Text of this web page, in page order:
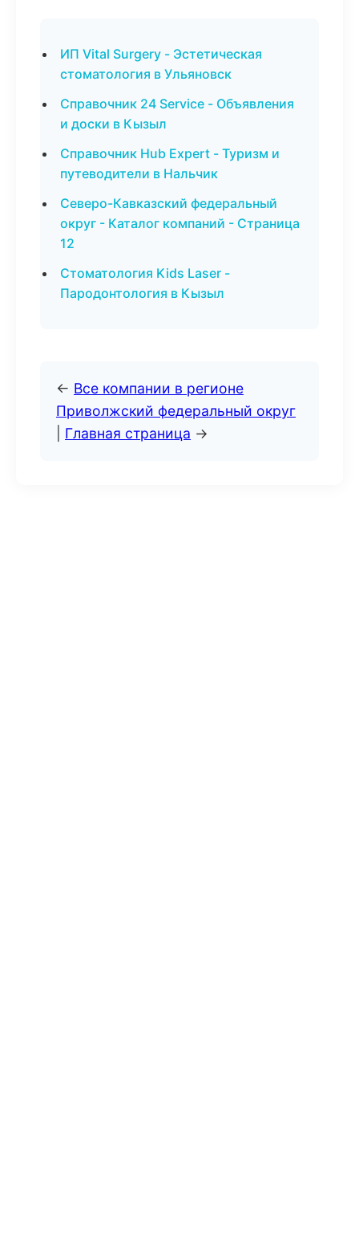
ИП Vital Surgery - Эстетическая
стоматология в Ульяновск
Справочник 24 Service - Объявления
и доски в Кызыл
Справочник Hub Expert - Туризм и
путеводители в Нальчик
Северо-Кавказский федеральный
округ - Каталог компаний - Страница
12
Стоматология Kids Laser -
Пародонтология в Кызыл
← Все компании в регионе
Приволжский федеральный округ
Главная страница →